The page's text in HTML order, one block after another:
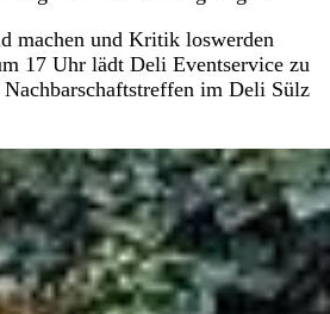
machen und Kritik loswerden
17 Uhr lädt Deli Eventservice zu
im Deli Sülz